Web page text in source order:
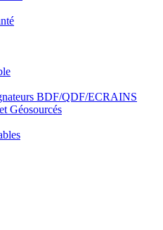
BDF/QDF/ECRAINS
Géosourcés